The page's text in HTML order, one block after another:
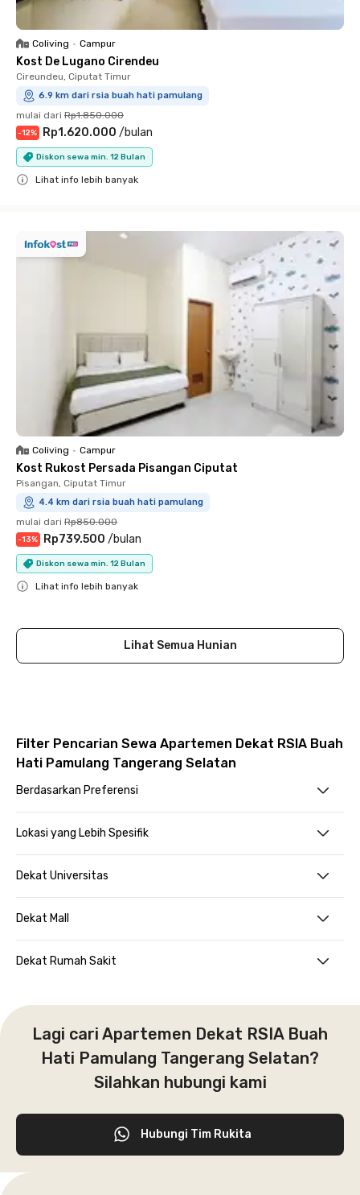
Coliving • Campur
Kost De Lugano Cirendeu
Cireundeu, Ciputat Timur
6.9 km dari rsia buah hati pamulang
mulai dari Rp1.850.000
-12% Rp1.620.000 /bulan
Diskon sewa min. 12 Bulan
Lihat info lebih banyak
Coliving • Campur
Kost Rukost Persada Pisangan Ciputat
Pisangan, Ciputat Timur
4.4 km dari rsia buah hati pamulang
mulai dari Rp850.000
-13% Rp739.500 /bulan
Diskon sewa min. 12 Bulan
Lihat info lebih banyak
Lihat Semua Hunian
Filter Pencarian Sewa Apartemen Dekat RSIA Buah
Hati Pamulang Tangerang Selatan
Berdasarkan Preferensi
Lokasi yang Lebih Spesifik
Dekat Universitas
Dekat Mall
Dekat Rumah Sakit
Lagi cari Apartemen Dekat RSIA Buah
Hati Pamulang Tangerang Selatan?
Silahkan hubungi kami
Hubungi Tim Rukita